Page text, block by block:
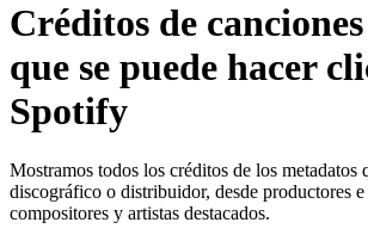
Créditos de
que se puede hacer
Spotify
Mostramos todos los créditos de los metadatos
discográfico o distribuidor, desde productores e
compositores y artistas destacados.